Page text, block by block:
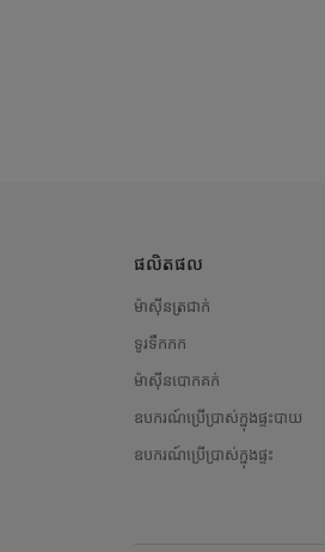
ផលិតផល
ម៉ាស៊ីនត្រជាក់
ទូរទឹកកក
ម៉ាស៊ីនបោកគក់
ឧបករណ៍ប្រើប្រាស់ក្នុងផ្ទះបាយ
ឧបករណ៍ប្រើប្រាស់ក្នុងផ្ទះ